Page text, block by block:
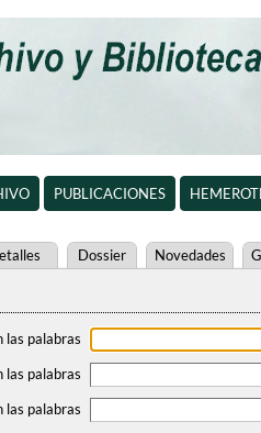
PUBLICACIONES
Dossier Novedades
las palabras
las palabras
las palabras